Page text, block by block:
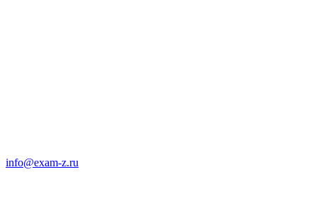
info@exam-z.ru